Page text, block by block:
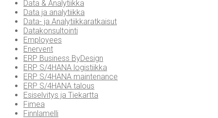
Data & Analytiikka
Data ja analytiikka
Data- ja Analytiikkaratkaisut
Datakonsultointi
Employees
Enervent
ERP Business ByDesign
ERP S/4HANA logistiikka
ERP S/4HANA maintenance
ERP S/4HANA talous
Esiselvitys ja Tiekartta
Fimea
Finnlamelli